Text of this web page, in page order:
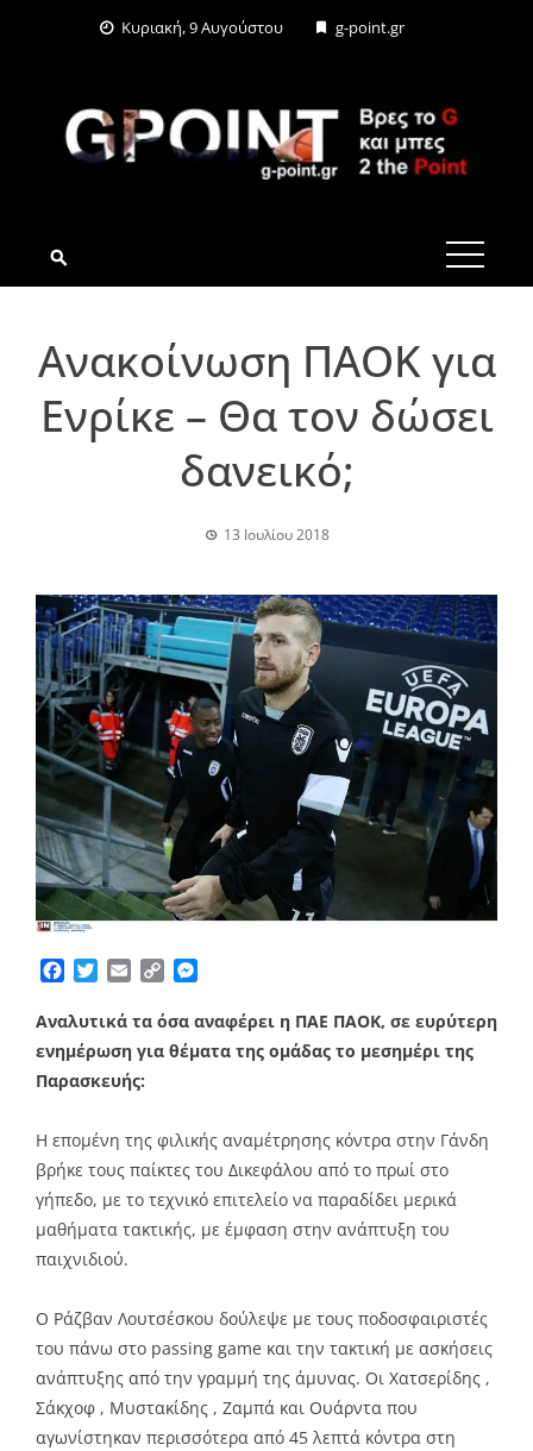
Κυριακή, 9 Αυγούστου g-point.gr
G-POINT.GR
Ανακοίνωση ΠΑΟΚ για
Ενρίκε – Θα τον δώσει
δανεικό;
13 Ιουλίου 2018
Facebook
TwitterEmailCopy
Αναλυτικά τα όσα αναφέρει η ΠΑΕ ΠΑΟΚ, σε ευρύτερη
ενημέρωση για θέματα της ομάδας το μεσημέρι της
Παρασκευής:
Η επομένη της φιλικής αναμέτρησης κόντρα στην Γάνδη
βρήκε τους παίκτες του Δικεφάλου από το πρωί στο
γήπεδο, με το τεχνικό επιτελείο να παραδίδει μερικά
μαθήματα τακτικής, με έμφαση στην ανάπτυξη του
παιχνιδιού.
Ο Ράζβαν Λουτσέσκου δούλεψε με τους ποδοσφαιριστές
του πάνω στο passing game και την τακτική με ασκήσεις
ανάπτυξης από την γραμμή της άμυνας. Οι Χατσερίδης ,
Σάκχοφ , Μυστακίδης , Ζαμπά και Ουάρντα που
αγωνίστηκαν περισσότερα από 45 λεπτά κόντρα στη